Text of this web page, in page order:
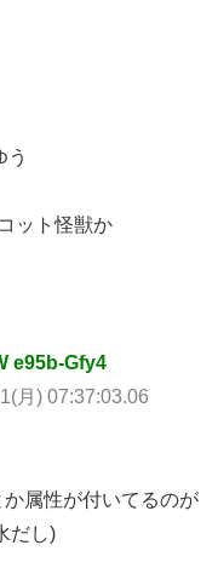
う
ット怪獣か
e95b-Gfy4
月) 07:37:03.06
属性が付いてるのが
だし)